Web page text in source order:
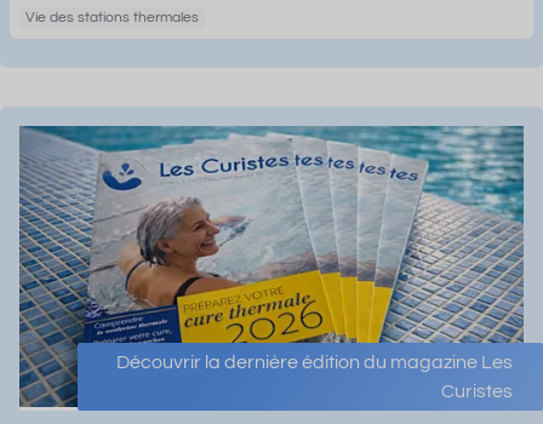
Vie des stations thermales
Découvrir la dernière édition du magazine Les
Curistes